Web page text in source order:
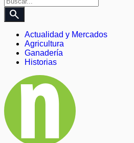
search
Actualidad y Mercados
Agricultura
Ganadería
Historias